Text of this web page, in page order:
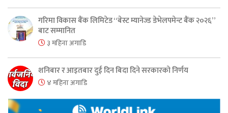
गरिमा विकास बैंक लिमिटेड “बेस्ट म्यानेज्ड डेभेलपमेन्ट बैंक २०२६”
बाट सम्मानित
३ महिना अगाडि
शनिबार र आइतबार दुई दिन बिदा दिने सरकारको निर्णय
४ महिना अगाडि